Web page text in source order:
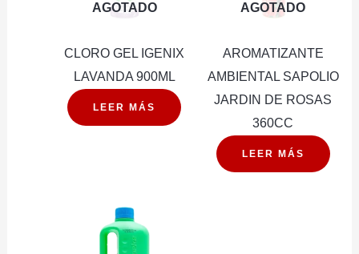
AGOTADO
CLORO GEL IGENIX
LAVANDA 900ML
LEER MÁS
AGOTADO
AROMATIZANTE
AMBIENTAL SAPOLIO
JARDIN DE ROSAS
360CC
LEER MÁS